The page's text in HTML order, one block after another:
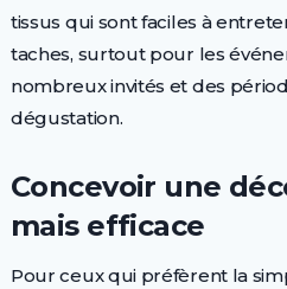
tissus qui sont faciles à
taches, surtout pour les
nombreux invités et des
dégustation.
Concevoir une
mais efficace
Pour ceux qui préfèrent la